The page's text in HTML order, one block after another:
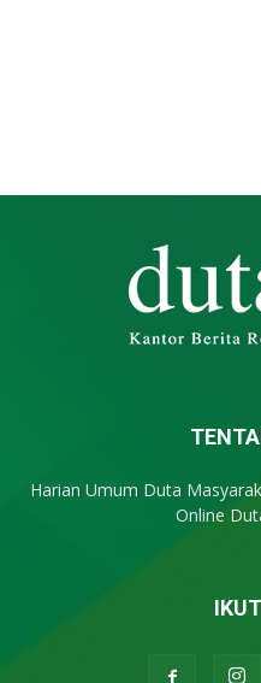
Harian Umum Duta
Online